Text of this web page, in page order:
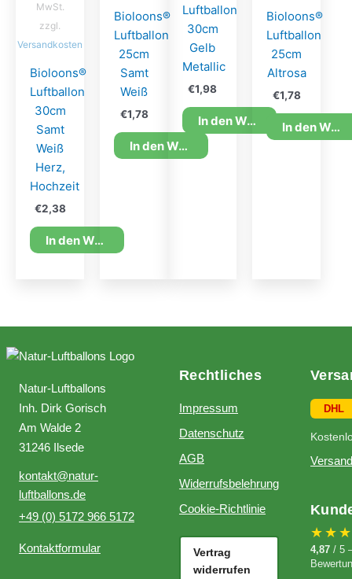
MwSt.
zzgl.
Versandkosten
Bioloons®
Luftballon
30cm
Samt
Weiß
Herz,
Hochzeit
€2,38
In den Warenkorb
Bioloons®
Luftballon
25cm
Samt
Weiß
€1,78
In den Warenkorb
Luftballon
30cm
Gelb
Metallic
€1,98
In den Warenkorb
Bioloons®
Luftballon
25cm
Altrosa
€1,78
In den Warenkorb
Natur-Luftballons
Inh. Dirk Gorisch
Am Walde 2
31246 Ilsede
kontakt@natur-
luftballons.de
+49 (0) 5172 966 5172
Kontaktformular
Rechtliches
Impressum
Datenschutz
AGB
Widerrufsbelehrung
Cookie-Richtlinie
Vertrag
widerrufen
DHL
4,87 / 5